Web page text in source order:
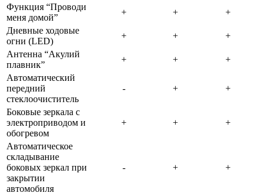
Функция “Проводи
меня домой”
Дневные ходовые
огни (LED)
Антенна “Акулий
плавник”
Автоматический
передний
стеклоочиститель
Боковые зеркала с
электроприводом и
обогревом
Автоматическое
складывание
боковых зеркал при
закрытии
автомобиля